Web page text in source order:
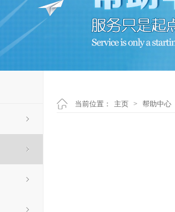
当前位置： 主页 > 帮助中心